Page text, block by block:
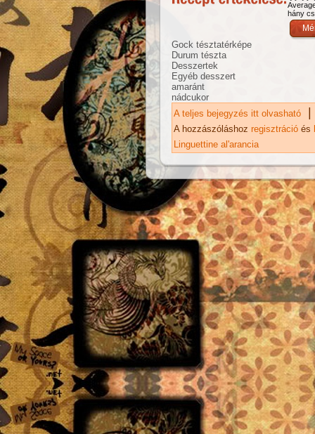
hány
Gock tésztatérképe
Durum tészta
Desszertek
Egyéb desszert
amaránt
nádcukor
A teljes bejegyzés itt olvasható
|
A hozzászóláshoz regisztráció és
Linguettine al'arancia